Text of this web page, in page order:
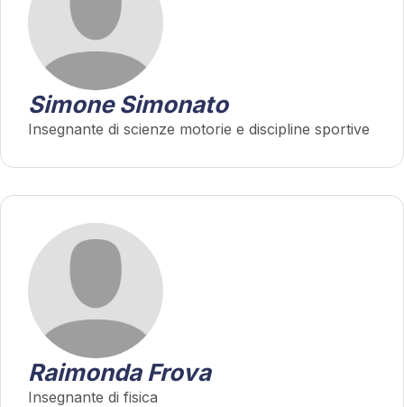
Simone Simonato
Insegnante di scienze motorie e discipline sportive
Raimonda Frova
Insegnante di fisica